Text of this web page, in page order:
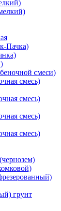
Пачка)
смеси)
смесь)
смесь)
смесь)
смесь)
грунт